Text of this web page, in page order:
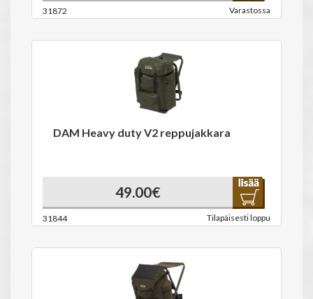
31872 Varastossa
DAM Heavy duty V2 reppujakkara
49.00€
31844 Tilapäisesti loppu